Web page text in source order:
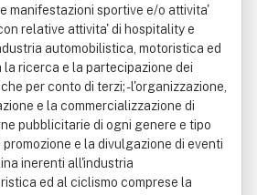
manifestazioni sportive e/o attivita'
relative attivita' di hospitality e
automobilistica, motoristica ed
la ricerca e la partecipazione dei
per conto di terzi; - l'organizzazione,
e la commercializzazione di
pubblicitarie di ogni genere e tipo
e la divulgazione di eventi
inerenti all'industria
ed al ciclismo comprese la